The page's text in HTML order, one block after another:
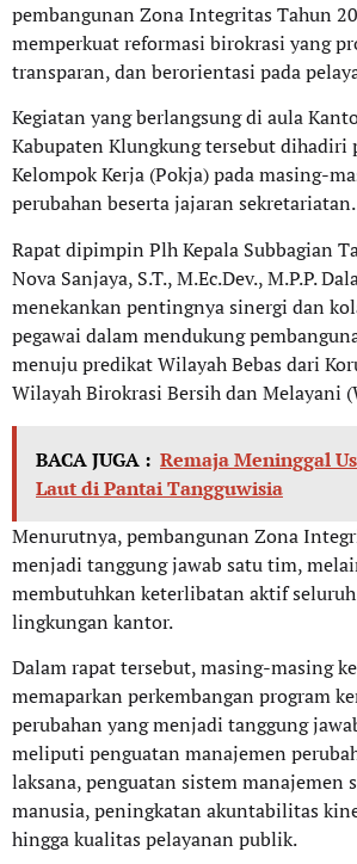
pembangunan Zona Integritas Tahun
memperkuat reformasi birokrasi yang
transparan, dan berorientasi pada
Kegiatan yang berlangsung di aula
Kabupaten Klungkung tersebut dihadiri
Kelompok Kerja (Pokja) pada masing-
perubahan beserta jajaran sekretariatan.
Rapat dipimpin Plh Kepala Subbagian
Nova Sanjaya, S.T., M.Ec.Dev., M.P.P.
menekankan pentingnya sinergi dan
pegawai dalam mendukung
menuju predikat Wilayah Bebas dari
Wilayah Birokrasi Bersih dan Melayani
BACA JUGA : Remaja Meninggal
Laut di Pantai Tangguwisia
Menurutnya, pembangunan Zona
menjadi tanggung jawab satu tim,
membutuhkan keterlibatan aktif
lingkungan kantor.
Dalam rapat tersebut, masing-masing
memaparkan perkembangan program
perubahan yang menjadi tanggung
meliputi penguatan manajemen
laksana, penguatan sistem manajemen
manusia, peningkatan akuntabilitas
hingga kualitas pelayanan publik.